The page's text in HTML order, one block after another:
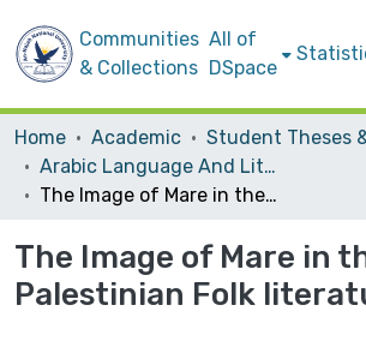
Communities
& Collections
All of
DSpace
Home Academic
Arabic Language And Literature
The Image of Mare in the Palestinian Folk literature
The Image of Mare in
Palestinian Folk